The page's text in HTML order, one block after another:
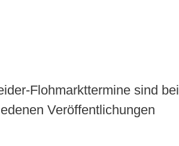
Flohmarkttermine sind bei
Veröffentlichungen